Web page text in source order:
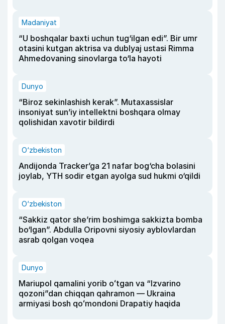
Madaniyat
“U boshqalar baxti uchun tug‘ilgan edi”. Bir umr
otasini kutgan aktrisa va dublyaj ustasi Rimma
Ahmedovaning sinovlarga to‘la hayoti
Dunyo
“Biroz sekinlashish kerak”. Mutaxassislar
insoniyat sun’iy intellektni boshqara olmay
qolishidan xavotir bildirdi
O‘zbekiston
Andijonda Tracker’ga 21 nafar bog‘cha bolasini
joylab, YTH sodir etgan ayolga sud hukmi o‘qildi
O‘zbekiston
“Sakkiz qator she’rim boshimga sakkizta bomba
bo‘lgan”. Abdulla Oripovni siyosiy ayblovlardan
asrab qolgan voqea
Dunyo
Mariupol qamalini yorib oʻtgan va “Izvarino
qozoni”dan chiqqan qahramon — Ukraina
armiyasi bosh qoʻmondoni Drapatiy haqida